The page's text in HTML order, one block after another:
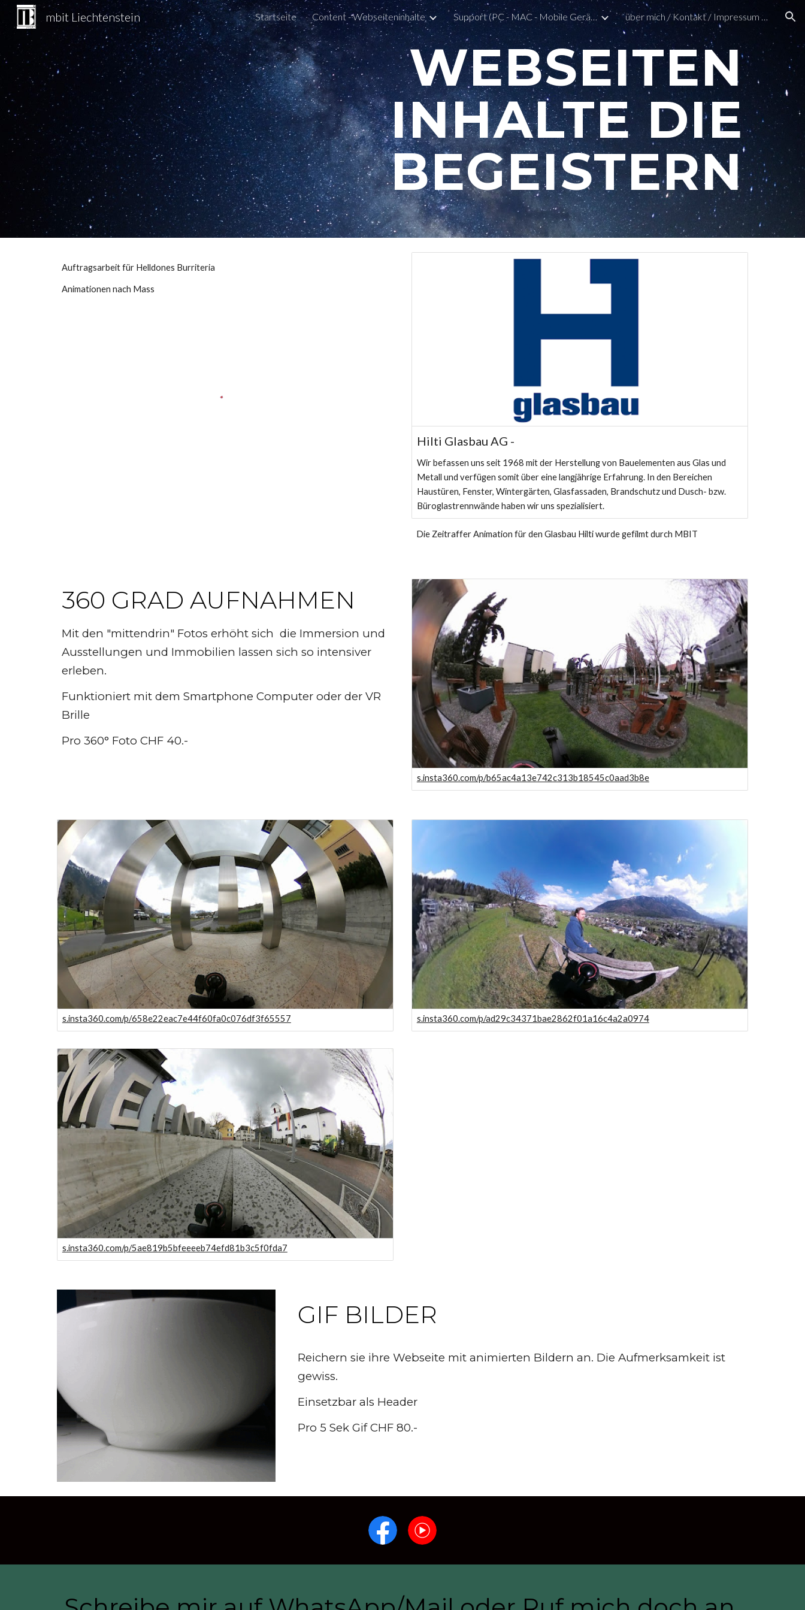
Skip to main content Skip to navigation
mbit Liechtenstein Startseite Content - Webseiteninhalte Support (PC - MAC - Mobile Geräte) über mich / Kontakt / Impressum / Datenschutz
WEBSEITEN
INHALTE DIE
BEGEISTERN
Auftragsarbeit für Helldones Burriteria
Animationen nach Mass
Hilti Glasbau AG -
Wir befassen uns seit 1968 mit der Herstellung von Bauelementen aus Glas und
Metall und verfügen somit über eine langjährige Erfahrung. In den Bereichen
Haustüren, Fenster, Wintergärten, Glasfassaden, Brandschutz und Dusch- bzw.
Büroglastrennwände haben wir uns spezialisiert.
Die Zeitraffer Animation für den Glasbau Hilti wurde gefilmt durch MBIT
360 GRAD AUFNAHMEN
Mit den "mittendrin" Fotos erhöht sich die Immersion und
Ausstellungen und Immobilien lassen sich so intensiver
erleben.
Funktioniert mit dem Smartphone Computer oder der VR
Brille
Pro 360° Foto CHF 40.-
s.insta360.com/p/b65ac4a13e742c313b18545c0aad3b8e
s.insta360.com/p/658e22eac7e44f60fa0c076df3f65557
s.insta360.com/p/5ae819b5bfeeeeb74efd81b3c5f0fda7
s.insta360.com/p/ad29c34371bae2862f01a16c4a2a0974
GIF BILDER
Reichern sie ihre Webseite mit animierten Bildern an. Die Aufmerksamkeit ist
gewiss.
Einsetzbar als Header
Pro 5 Sek Gif CHF 80.-